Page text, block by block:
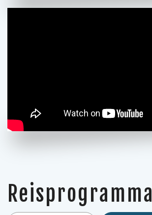
Reisprogramma